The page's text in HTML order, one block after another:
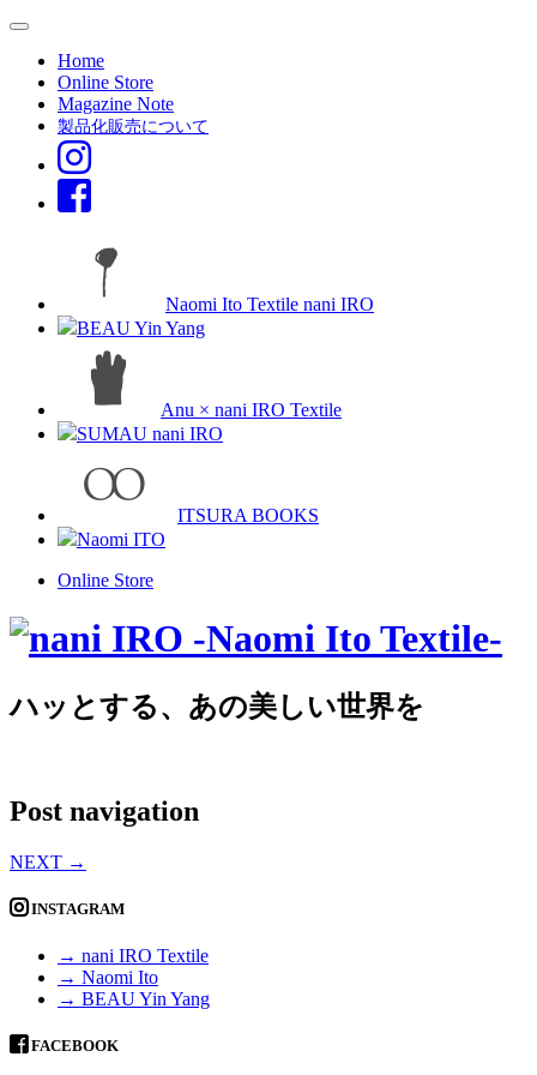
Home
Online Store
Magazine Note
製品化販売について
Naomi Ito Textile nani IRO
BEAU Yin Yang
Anu × nani IRO Textile
SUMAU nani IRO
ITSURA BOOKS
Naomi ITO
Online Store
ハッとする、あの美しい世界を
Post navigation
NEXT →
INSTAGRAM
→ nani IRO Textile
→ Naomi Ito
→ BEAU Yin Yang
FACEBOOK